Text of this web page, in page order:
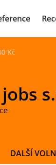
Kč
DALŠÍ